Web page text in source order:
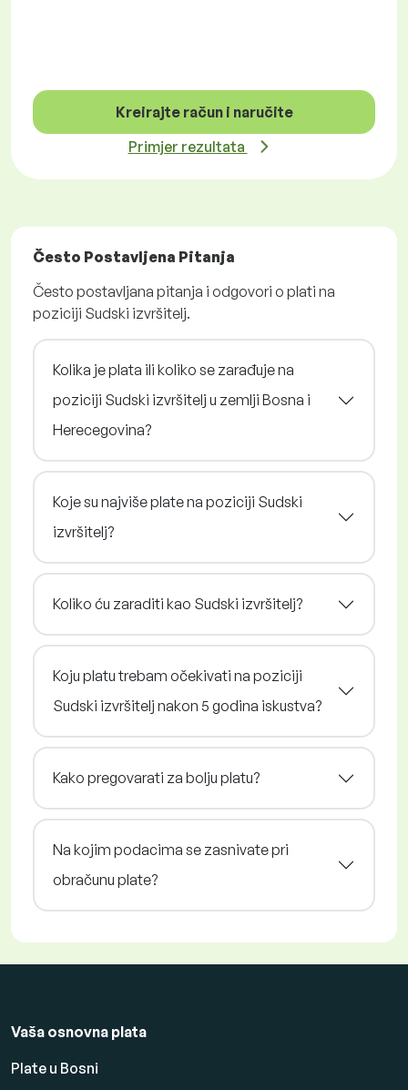
Kreirajte račun i naručite
Primjer rezultata
Često Postavljena Pitanja
Često postavljana pitanja i odgovori o plati na
poziciji Sudski izvršitelj.
Kolika je plata ili koliko se zarađuje na
poziciji Sudski izvršitelj u zemlji Bosna i
Herecegovina?
Koje su najviše plate na poziciji Sudski
izvršitelj?
Koliko ću zaraditi kao Sudski izvršitelj?
Koju platu trebam očekivati na poziciji
Sudski izvršitelj nakon 5 godina iskustva?
Kako pregovarati za bolju platu?
Na kojim podacima se zasnivate pri
obračunu plate?
Vaša osnovna plata
Plate u Bosni